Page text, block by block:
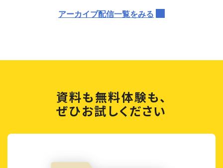
アーカイブ配信一覧をみる
資料も無料体験も、
ぜひお試しください